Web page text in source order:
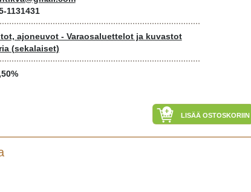
1131431
ajoneuvot - Varaosaluettelot ja kuvastot
(sekalaiset)
LISÄÄ OSTOSKORIIN